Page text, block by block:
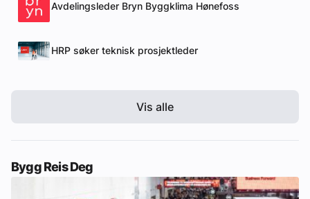
Avdelingsleder Bryn Byggklima Hønefoss
HRP søker teknisk prosjektleder
Vis alle
Bygg Reis Deg